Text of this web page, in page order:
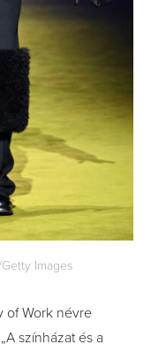
Images
of Work névre
színházat és a